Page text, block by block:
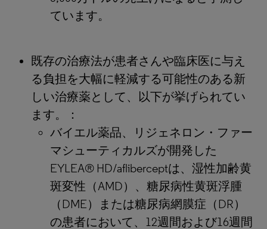
ています。
既存の治療法が患者さんや臨床医に与え
る負担を大幅に軽減する可能性のある新
しい治療薬として、以下が挙げられてい
ます。：
バイエル薬品、リジェネロン・ファー
マシューティカルズが開発した
EYLEA® HD/afliberceptは、湿性加齢黄
斑変性（AMD）、糖尿病性黄斑浮腫
（DME）または糖尿病網膜症（DR）
の患者において、12週間および16週間